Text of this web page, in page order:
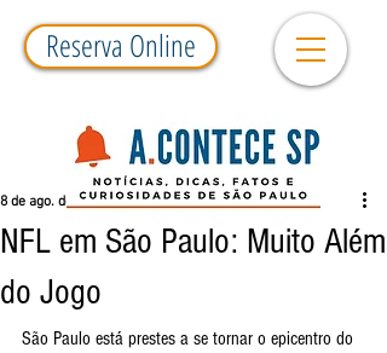
Reserva Online
NFL em São Paulo: Muito Além
do Jogo
8 de ago. de 2024 2 min de leitura
São Paulo está prestes a se tornar o epicentro do